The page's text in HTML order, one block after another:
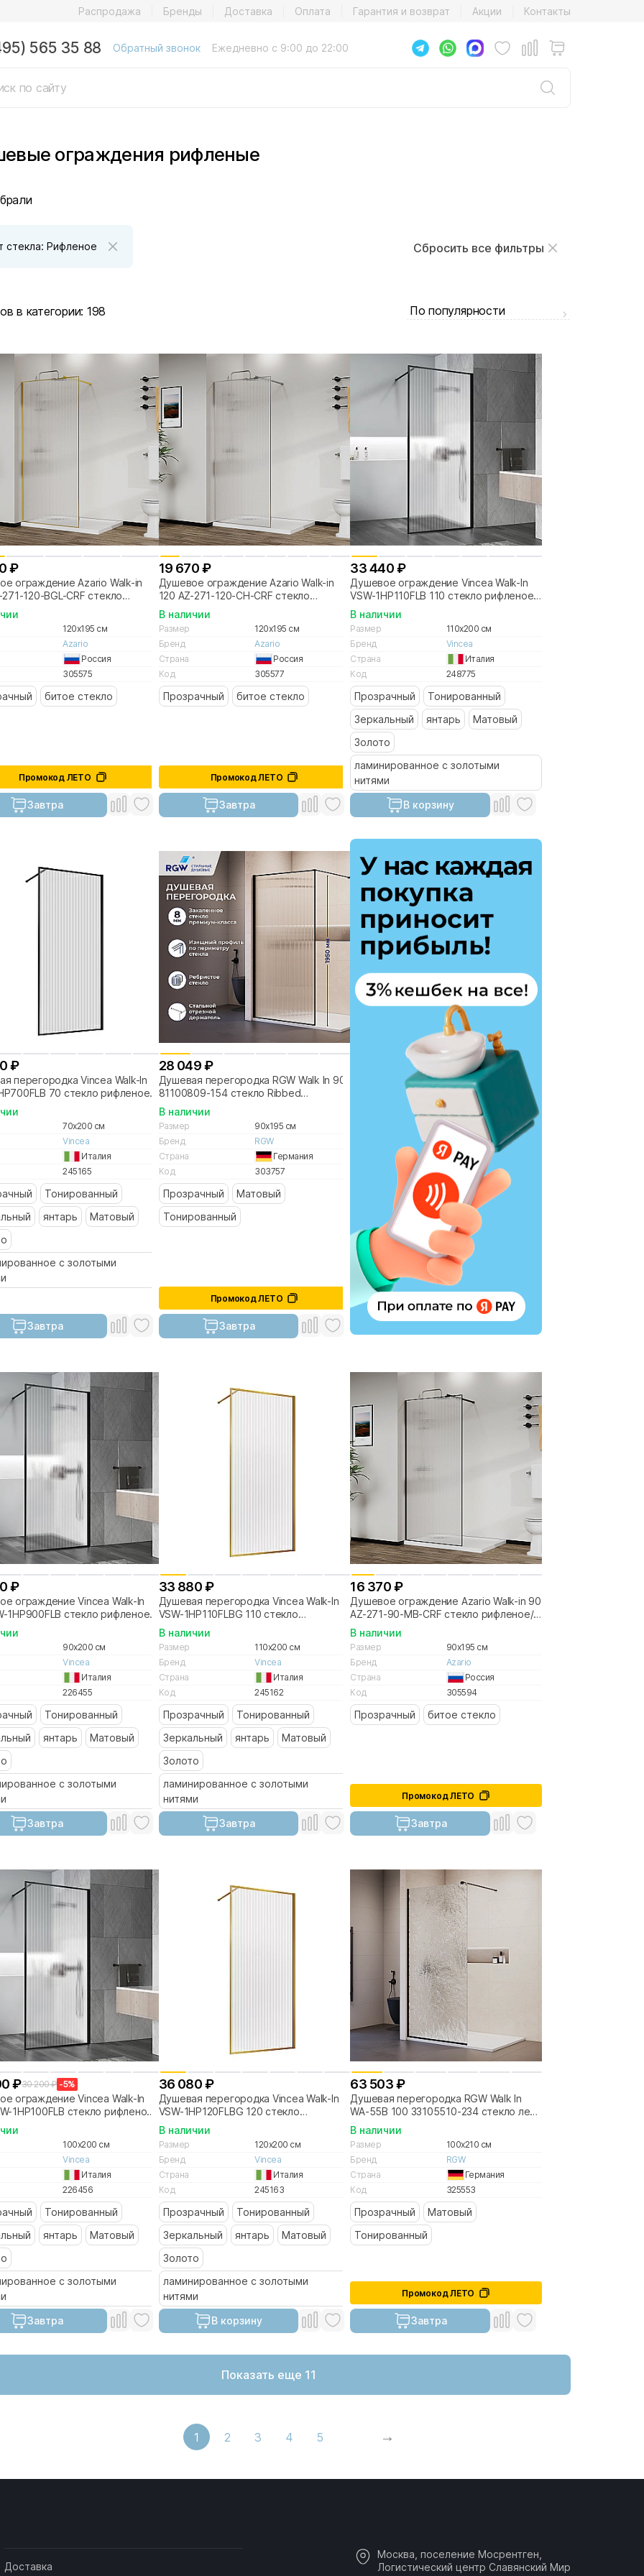
Распродажа Бренды Доставка Оплата Гарантия и возврат Акции Контакты
565 35 88 Обратный звонок Ежедневно с 9:00 до 22:00
ограждения рифленые
стекла: Рифленое Сбросить все фильтры
в категории: 198 По популярности
₽
ограждение Azario Walk-in
271-120-BGL-CRF стекло
профиль брашированное
120x195 см
Azario
Россия
305575
битое стекло
Промокод ЛЕТО
Завтра
19 670 ₽
Душевое ограждение Azario Walk-in
120 AZ-271-120-CH-CRF стекло
рифленое/профиль хром
В наличии
Размер
120x195 см
Бренд
Azario
Страна
Россия
Код
305577
Прозрачный битое стекло
Промокод ЛЕТО
Завтра
33 440 ₽
Душевое ограждение Vincea Walk-In
VSW-1HP110FLB 110 стекло рифленое/
профиль черный матовый
В наличии
Размер
110x200 см
Бренд
Vincea
Страна
Италия
Код
248775
Прозрачный
Тонированный
Зеркальный
янтарь
Матовый
Золото
ламинированное с золотыми
нитями
В корзину
₽
перегородка Vincea Walk-In
70 стекло рифленое/
черный матовый
70x200 см
Vincea
Италия
245165
Тонированный
янтарь
Матовый
с золотыми
Завтра
28 049 ₽
Душевая перегородка RGW Walk In 90
81100809-154 стекло Ribbed
(ребристое)/профиль черный
В наличии
Размер
90x195 см
Бренд
RGW
Страна
Германия
Код
303757
Прозрачный
Матовый
Тонированный
Промокод ЛЕТО
Завтра
₽
ограждение Vincea Walk-In
1HP900FLB стекло рифленое/
черный матовый
90x200 см
Vincea
Италия
226455
Тонированный
янтарь
Матовый
с золотыми
Завтра
33 880 ₽
Душевая перегородка Vincea Walk-In
VSW-1HP110FLBG 110 стекло
рифленое/профиль брашированное
золото
В наличии
Размер
110x200 см
Бренд
Vincea
Страна
Италия
Код
245162
Прозрачный
Тонированный
Зеркальный
янтарь
Матовый
Золото
ламинированное с золотыми
нитями
Завтра
16 370 ₽
Душевое ограждение Azario Walk-in 90
AZ-271-90-MВ-CRF стекло рифленое/
профиль черный матовый
В наличии
Размер
90x195 см
Бренд
Azario
Страна
Россия
Код
305594
Прозрачный битое стекло
Промокод ЛЕТО
Завтра
₽30 200 ₽ -5%
ограждение Vincea Walk-In
1HP100FLB стекло рифленое/
черный матовый
100x200 см
Vincea
Италия
226456
Тонированный
янтарь
Матовый
с золотыми
Завтра
36 080 ₽
Душевая перегородка Vincea Walk-In
VSW-1HP120FLBG 120 стекло
рифленое/профиль брашированное
золото
В наличии
Размер
120x200 см
Бренд
Vincea
Страна
Италия
Код
245163
Прозрачный
Тонированный
Зеркальный
янтарь
Матовый
Золото
ламинированное с золотыми
нитями
В корзину
63 503 ₽
Душевая перегородка RGW Walk In
WA-55B 100 33105510-234 стекло лед/
профиль черный
В наличии
Размер
100x210 см
Бренд
RGW
Страна
Германия
Код
325553
Прозрачный
Матовый
Тонированный
Промокод ЛЕТО
Завтра
Показать еще 11
1 2 3 4 5
Доставка
Москва, поселение Мосрентген,
Логистический центр Славянский Мир